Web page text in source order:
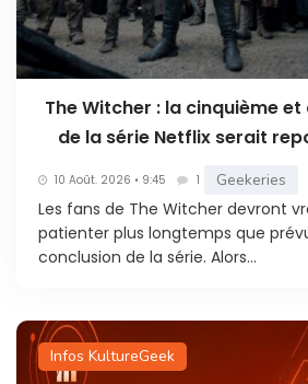
The Witcher : la cinquième
de la série Netflix serait
10 Août. 2026 • 9:45 1 Geekeries
Les fans de The Witcher devront
patienter plus longtemps que
conclusion de la série. Alors...
Infos KultureGeek